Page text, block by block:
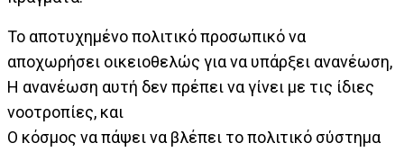
Το αποτυχημένο πολιτικό προσωπικό να
αποχωρήσει οικειοθελώς για να υπάρξει ανανέωση,
Η ανανέωση αυτή δεν πρέπει να γίνει με τις ίδιες
νοοτροπίες, και
Ο κόσμος να πάψει να βλέπει το πολιτικό σύστημα